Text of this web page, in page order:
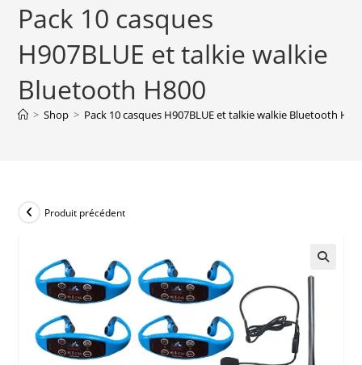
Pack 10 casques
H907BLUE et talkie walkie
Bluetooth H800
> Shop > Pack 10 casques H907BLUE et talkie walkie Bluetooth
Produit précédent